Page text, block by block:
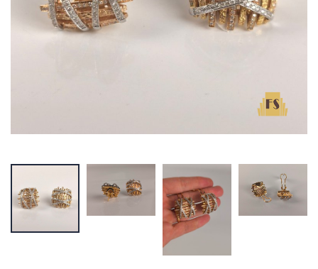
CARTIER Anel
Colisée
€ 3.750,00
Cartier Solo
Ronde Platina
€ 9.500,00